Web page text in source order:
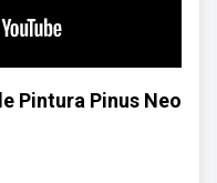
Pintura Pinus Neo